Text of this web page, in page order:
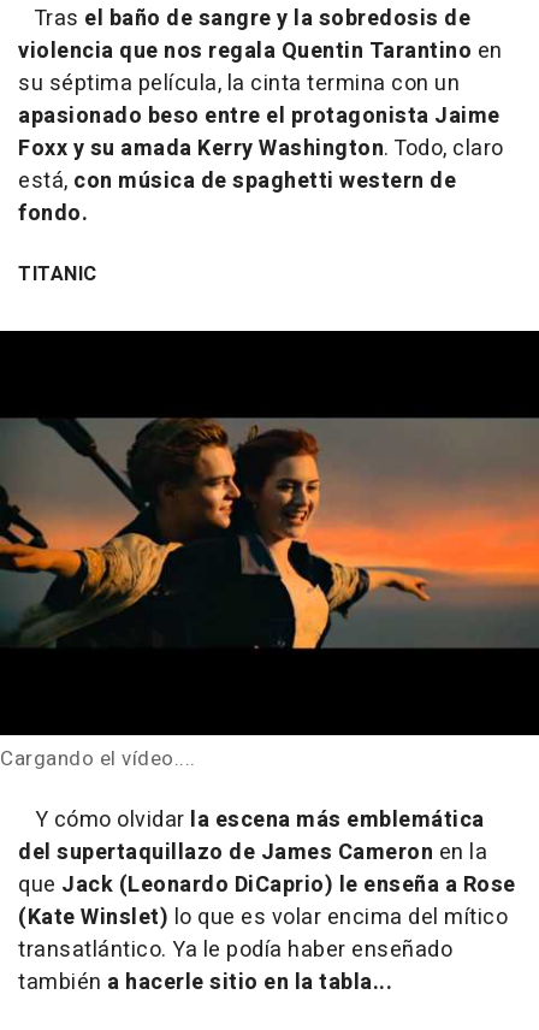
Tras el baño de sangre y la sobredosis de
violencia que nos regala Quentin Tarantino en
su séptima película, la cinta termina con un
apasionado beso entre el protagonista Jaime
Foxx y su amada Kerry Washington. Todo, claro
está, con música de spaghetti western de
fondo.
TITANIC
Cargando el vídeo....
Y cómo olvidar la escena más emblemática
del supertaquillazo de James Cameron en la
que Jack (Leonardo DiCaprio) le enseña a Rose
(Kate Winslet) lo que es volar encima del mítico
transatlántico. Ya le podía haber enseñado
también a hacerle sitio en la tabla...